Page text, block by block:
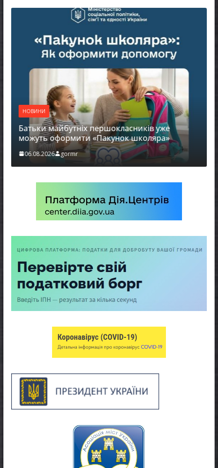
НОВИНИ
Батьки майбутніх першокласників уже
можуть оформити «Пакунок школяра»
06.08.2026 gormr